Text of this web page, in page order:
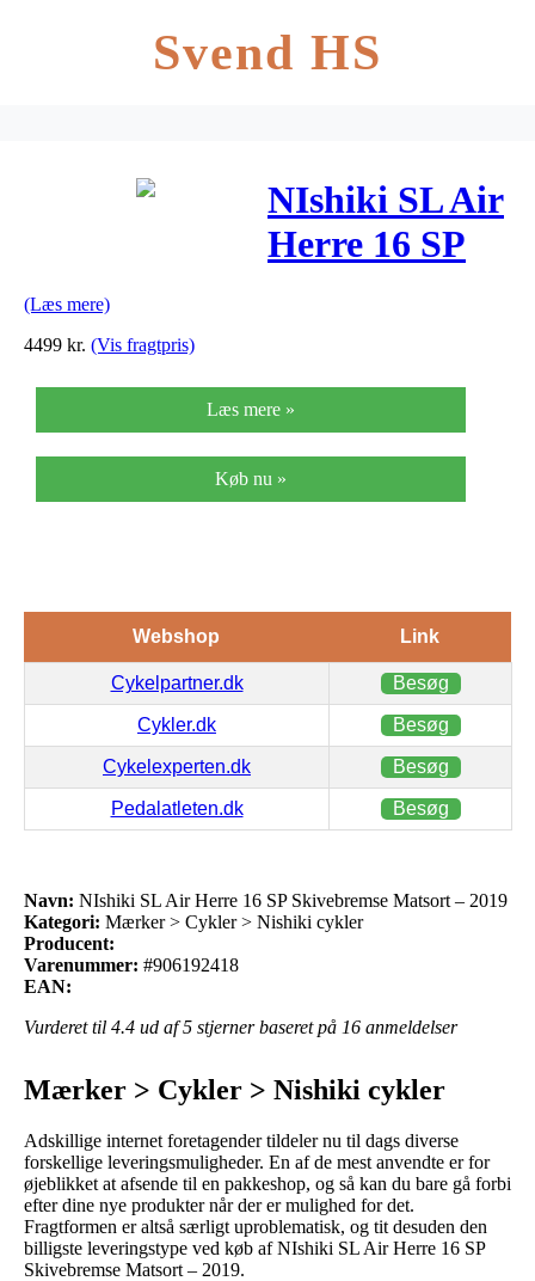
Svend HS
NIshiki SL Air
Herre 16 SP
2019
(Læs mere)
4499 kr. (Vis fragtpris)
Læs mere »
Køb nu »
Webshop Link
Cykelpartner.dk Besøg
Cykler.dk Besøg
Cykelexperten.dk Besøg
Pedalatleten.dk Besøg
Navn: NIshiki SL Air Herre 16 SP Skivebremse Matsort – 2019
Kategori: Mærker > Cykler > Nishiki cykler
Producent:
Varenummer: #906192418
EAN:
Vurderet til 4.4 ud af 5 stjerner baseret på 16 anmeldelser
Mærker > Cykler > Nishiki cykler
Adskillige internet foretagender tildeler nu til dags diverse
forskellige leveringsmuligheder. En af de mest anvendte er for
øjeblikket at afsende til en pakkeshop, og så kan du bare gå forbi
efter dine nye produkter når der er mulighed for det.
Fragtformen er altså særligt uproblematisk, og tit desuden den
billigste leveringstype ved køb af NIshiki SL Air Herre 16 SP
Skivebremse Matsort – 2019.